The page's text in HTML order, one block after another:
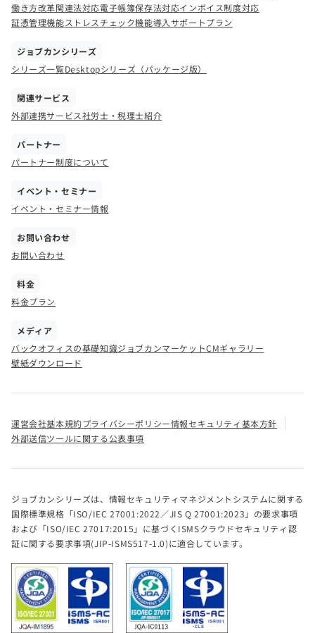
働き方改革関連法対応電子帳簿保存法対応インボイス制度対応
証憑管理機能ストレスチェック機能導入サポートプラン
ジョブカンシリーズ
シリーズ一覧Desktopシリーズ（パッケージ版）
関連サービス
外部連携サービス社労士・税理士紹介
パートナー
パートナー制度について
イベント・セミナー
イベント・セミナー情報
お問い合わせ
お問い合わせ
料金
料金プラン
メディア
バックオフィスの基礎知識ジョブカンマーケットCMギャラリー
壁紙ダウンロード
運営会社基本規約プライバシーポリシー情報セキュリティ基本方針
外部送信ツールに関する公表事項
ジョブカンシリーズは、情報セキュリティマネジメントシステムに関する
国際標準規格「ISO/IEC 27001:2022／JIS Q 27001:2023」の要求事項
および「ISO/IEC 27017:2015」に基づくISMSクラウドセキュリティ認
証に関する要求事項(JIP-ISMS517-1.0)に適合しています。